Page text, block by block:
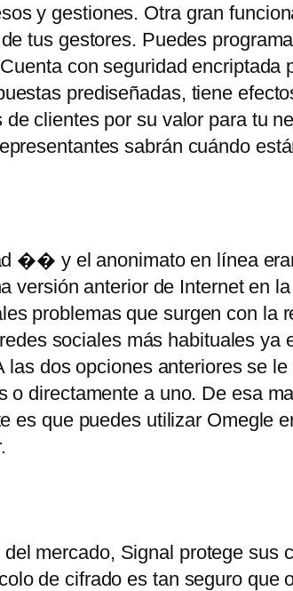
y gestiones. Otra gran
tus gestores. Puedes
con seguridad encriptada
prediseñadas, tiene
clientes por su valor para tu
sabrán cuándo
�� y el anonimato en línea
versión anterior de Internet en
problemas que surgen con la
sociales más habituales ya
dos opciones anteriores se
directamente a uno. De esa
es que puedes utilizar Omegle
mercado, Signal protege sus
de cifrado es tan seguro que